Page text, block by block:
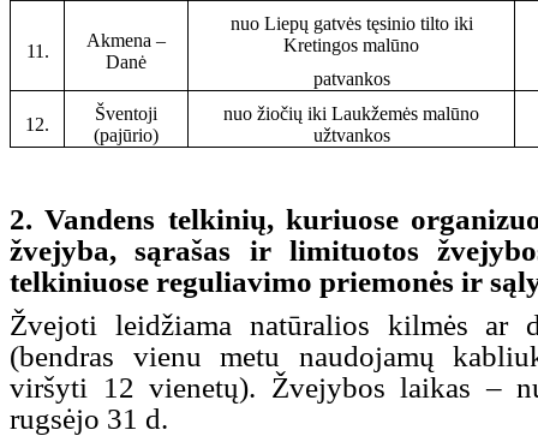
11.
Akmena –
Danė
nuo Liepų gatvės tęsinio tilto iki
Kretingos malūno
patvankos
12.
Šventoji
(pajūrio)
nuo žiočių iki Laukžemės malūno
užtvankos
2. Vandens telkinių, kuriuose
žvejyba, sąrašas ir limituotos
telkiniuose reguliavimo priemonės ir
Žvejoti leidžiama natūralios kilmės ar
(bendras vienu metu naudojamų
viršyti 12 vienetų). Žvejybos laikas –
rugsėjo 31 d.